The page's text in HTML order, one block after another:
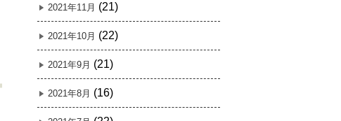
2021年11月 (21)
2021年10月 (22)
2021年9月 (21)
2021年8月 (16)